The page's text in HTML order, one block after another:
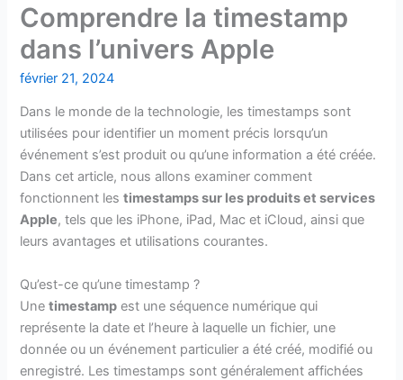
Comprendre la timestamp
dans l’univers Apple
février 21, 2024
Dans le monde de la technologie, les timestamps sont
utilisées pour identifier un moment précis lorsqu’un
événement s’est produit ou qu’une information a été créée.
Dans cet article, nous allons examiner comment
fonctionnent lestimestamps sur les produits et services
Apple, tels que les iPhone, iPad, Mac et iCloud, ainsi que
leurs avantages et utilisations courantes.
Qu’est-ce qu’une timestamp ?
Unetimestamp est une séquence numérique qui
représente la date et l’heure à laquelle un fichier, une
donnée ou un événement particulier a été créé, modifié ou
enregistré. Les timestamps sont généralement affichées